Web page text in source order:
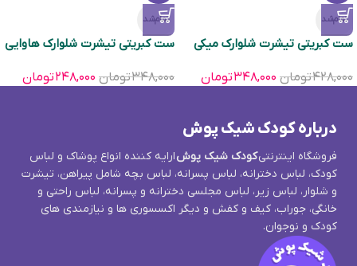
تمام‌شد
ست کبریتی تیشرت شلوارک میکی
۴۲۸,۰۰۰تومان ۳۴۸,۰۰۰تومان
تمام‌شد
ست کبریتی تیشرت شلوارک هاوایی
۳۴۸,۰۰۰تومان ۲۴۸,۰۰۰تومان
درباره کودک شیک پوش
فروشگاه اینترنتیکودک شیک پوشارایه کننده انواع پوشاک و لباس
کودک، لباس دخترانه، لباس پسرانه، لباس بچه شامل پیراهن، تیشرت
و شلوار، لباس زیر، لباس مجلسی دخترانه و پسرانه، لباس راحتی و
خانگی، جوراب، کیف و کفش و دیگر اکسسوری ها و نیازمندی های
کودک و نوجوان.